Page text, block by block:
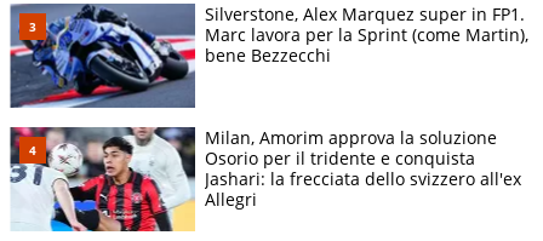
Silverstone, Alex Marquez super in FP1.
Marc lavora per la Sprint (come Martin),
bene Bezzecchi
Milan, Amorim approva la soluzione
Osorio per il tridente e conquista
Jashari: la frecciata dello svizzero all'ex
Allegri